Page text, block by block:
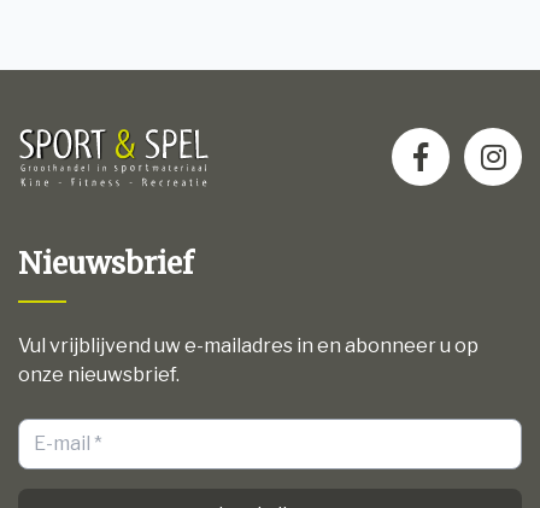
Nieuwsbrief
Vul vrijblijvend uw e-mailadres in en abonneer u op
onze nieuwsbrief.